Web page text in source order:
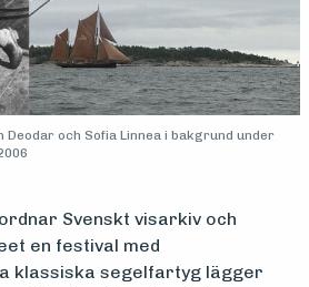
och Sofia Linnea i bakgrund under
Svenskt visarkiv och
en festival med
klassiska segelfartyg lägger